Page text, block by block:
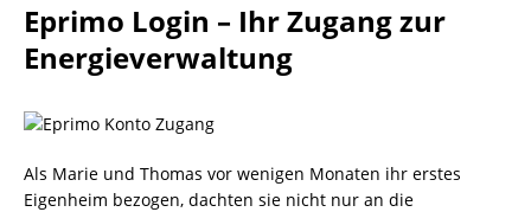
Eprimo Login – Ihr Zugang zur
Energieverwaltung
Als Marie und Thomas vor wenigen Monaten ihr erstes
Eigenheim bezogen, dachten sie nicht nur an die